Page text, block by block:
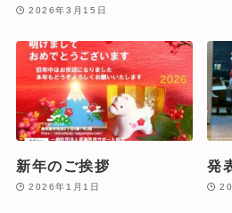
2026年3月15日
新年のご挨拶
2026年1月1日
発